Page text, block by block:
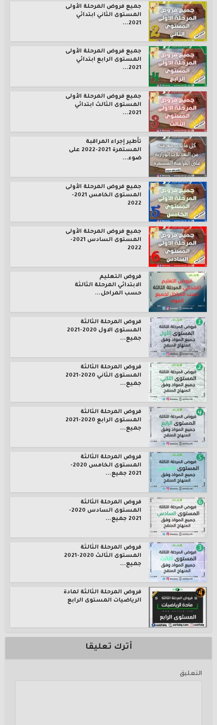
جميع فروض المرحلة الأولى
المستوى الثاني ابتدائي
2021...
جميع فروض المرحلة الأولى
المستوى الرابع ابتدائي
2021...
جميع فروض المرحلة الأولى
المستوى الثالث ابتدائي
2021...
تأطير إجراء المراقبة
المستمرة 2021-2022 على
ضوء...
جميع فروض المرحلة الأولى
المستوى الخامس 2021-
2022
جميع فروض المرحلة الأولى
المستوى السادس 2021-
2022
فروض التعليم
الابتدائي المرحلة الثالثة
حسب المراحل...
فروض المرحلة الثالثة
المستوى الاول 2020-2021
جميع...
فروض المرحلة الثالثة
المستوى الثاني 2020-2021
جميع...
فروض المرحلة الثالثة
المستوى الرابع 2020-2021
جميع...
فروض المرحلة الثالثة
المستوى الخامس 2020-
2021 جميع...
فروض المرحلة الثالثة
المستوى السادس 2020-
2021 جميع...
فروض المرحلة الثالثة
المستوى الثالث 2020-2021
جميع...
فروض المرحلة الثالثة لمادة
الرياضيات المستوى الرابع
أترك تعليقا
التعليق